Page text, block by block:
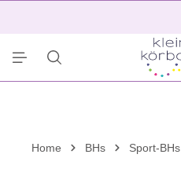
Home BHs Sport-BHs